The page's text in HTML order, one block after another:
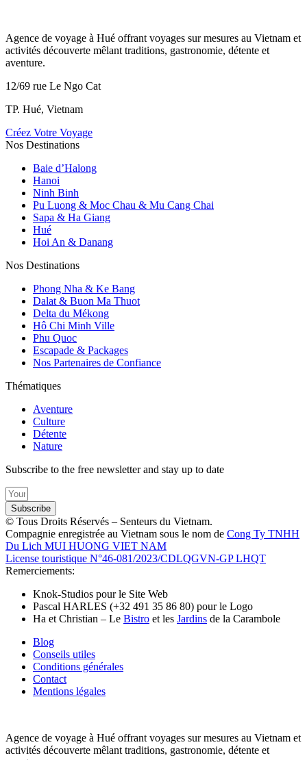
Agence de voyage à Hué offrant voyages sur mesures au Vietnam et
activités découverte mêlant traditions, gastronomie, détente et
aventure.
12/69 rue Le Ngo Cat
TP. Hué, Vietnam
Créez Votre Voyage
Nos Destinations
Baie d’Halong
Hanoi
Ninh Binh
Pu Luong & Moc Chau & Mu Cang Chai
Sapa & Ha Giang
Hué
Hoi An & Danang
Nos Destinations
Phong Nha & Ke Bang
Dalat & Buon Ma Thuot
Delta du Mékong
Hô Chi Minh Ville
Phu Quoc
Escapade & Packages
Nos Partenaires de Confiance
Thématiques
Aventure
Culture
Détente
Nature
Subscribe to the free newsletter and stay up to date
Subscribe
© Tous Droits Réservés – Senteurs du Vietnam.
Compagnie enregistrée au Vietnam sous le nom de Cong Ty TNHH
Du Lich MUI HUONG VIET NAM
License touristique N°46-081/2023/CDLQGVN-GP LHQT
Remerciements:
Knok-Studios pour le Site Web
Pascal HARLES (+32 491 35 86 80) pour le Logo
Ha et Christian – Le Bistro et les Jardins de la Carambole
Blog
Conseils utiles
Conditions générales
Contact
Mentions légales
Agence de voyage à Hué offrant voyages sur mesures au Vietnam et
activités découverte mêlant traditions, gastronomie, détente et